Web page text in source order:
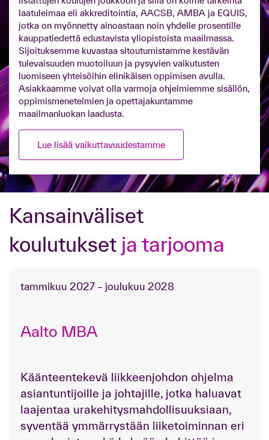
laatuleimaa eli akkreditointia, AACSB, AMBA ja EQUIS,
jotka on myönnetty ainoastaan noin yhdelle prosentille
kauppatiedettä edustavista yliopistoista maailmassa.
Sijoituksemme kuvastaa sitoutumistamme kestävän
tulevaisuuden muotoiluun ja pysyvien vaikutusten
luomiseen yhteisöihin elinikäisen oppimisen avulla.
Asiakkaamme voivat olla varmoja ohjelmiemme sisällön,
oppimismenetelmien ja opettajakuntamme
maailmanluokan laadusta.
Lue lisää vaikuttavuudestamme
Kansainväliset
koulutukset ja tarjooma
tammikuu 2027 – joulukuu 2028
Aalto MBA
Käänteentekevä liikkeenjohdon ohjelma
asiantuntijoille ja johtajille, jotka haluavat
laajentaa urakehitysmahdollisuuksiaan,
syventää ymmärrystään liiketoiminnan eri